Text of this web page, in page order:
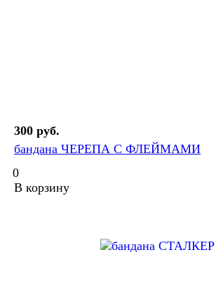
300 руб.
бандана ЧЕРЕПА С ФЛЕЙМАМИ
0
В корзину